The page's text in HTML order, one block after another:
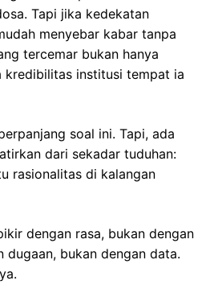
Tapi jika kedekatan
menyebar kabar tanpa
tercemar bukan hanya
kredibilitas institusi tempat ia
soal ini. Tapi, ada
dari sekadar tuduhan:
rasionalitas di kalangan
dengan rasa, bukan dengan
dugaan, bukan dengan data.